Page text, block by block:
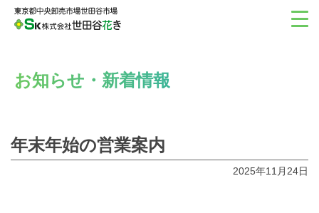
お知らせ・新着情報
年末年始の営業案内
2025年11月24日